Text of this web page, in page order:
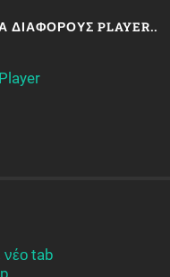
ΔΙΆΦΟΡΟΥΣ PLAYER..
νέο tab